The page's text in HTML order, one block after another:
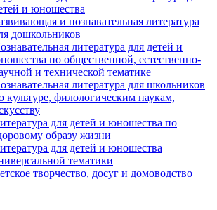
и юношества
и познавательная литература
дошкольников
литература для детей и
по общественной, естественно-
и технической тематике
литература для школьников
культуре, филологическим наукам,
для детей и юношества по
образу жизни
для детей и юношества
тематики
творчество, досуг и домоводство